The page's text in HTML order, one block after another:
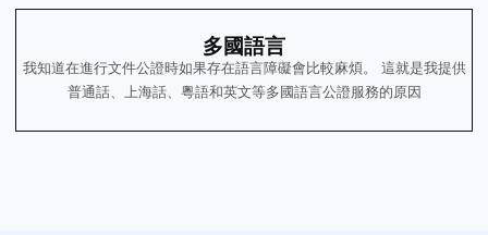
多國語言
我知道在進行文件公證時如果存在語言障礙會比較麻煩。 這就是我提供
普通話、上海話、粵語和英文等多國語言公證服務的原因